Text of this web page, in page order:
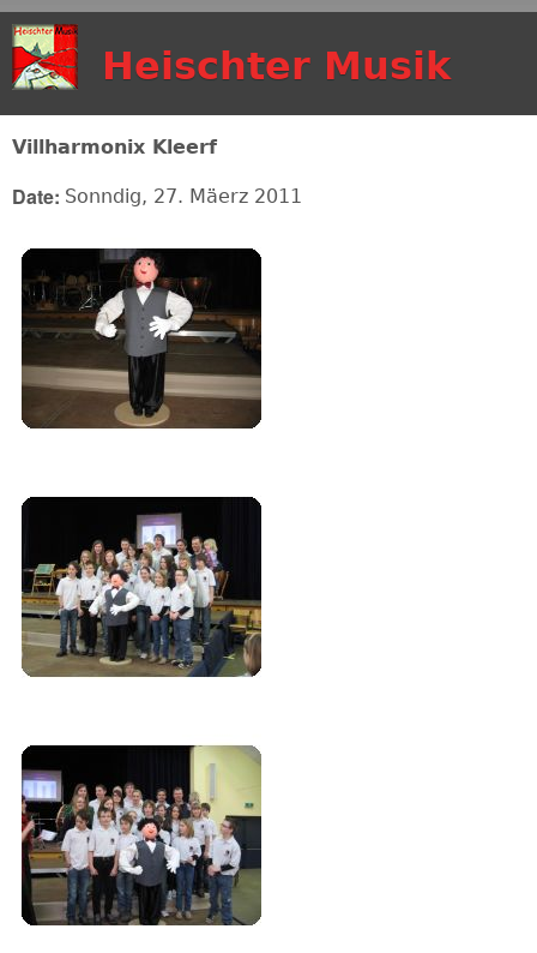
Heischter Musik
Villharmonix Kleerf
Date: Sonndig, 27. Mäerz 2011